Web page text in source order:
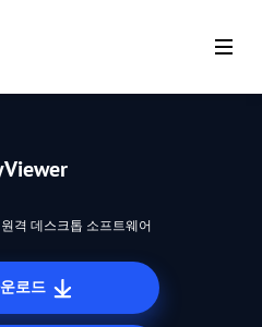
격 데스크톱 소프트웨어
로드